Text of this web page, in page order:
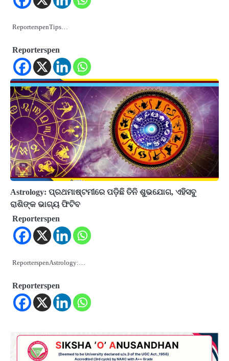
ReporterspenTips…
Reporterspen
Astrology: ପ୍ରଥମାଷ୍ଟମୀରେ ପଡି଼ଛି ତିନି ଶୁଭଯୋଗ, ଏହିସବୁ
ରାଶିଙ୍କ ଭାଗ୍ୟ ଫିଟିବ
Reporterspen
ReporterspenAstrology:…
Reporterspen